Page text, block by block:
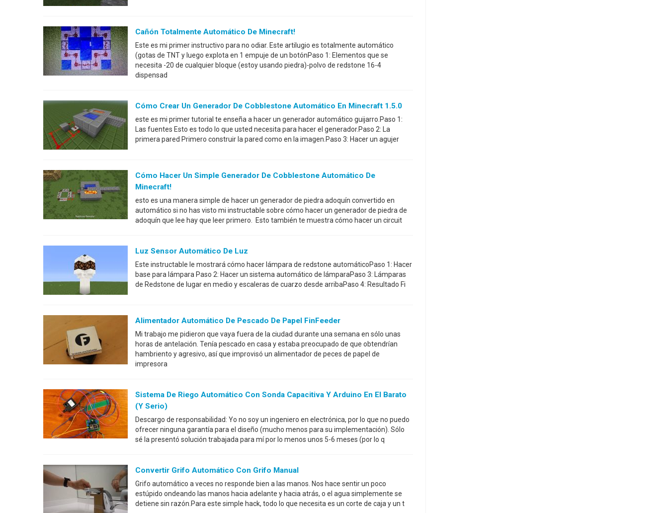
Cañón Totalmente Automático De Minecraft!
Este es mi primer instructivo para no odiar. Este artilugio es totalmente automático
(gotas de TNT y luego explota en 1 empuje de un botónPaso 1: Elementos que se
necesita -20 de cualquier bloque (estoy usando piedra)-polvo de redstone 16-4
dispensad
Cómo Crear Un Generador De Cobblestone Automático En Minecraft 1.5.0
este es mi primer tutorial te enseña a hacer un generador automático guijarro.Paso 1:
Las fuentes Esto es todo lo que usted necesita para hacer el generador.Paso 2: La
primera pared Primero construir la pared como en la imagen.Paso 3: Hacer un agujer
Cómo Hacer Un Simple Generador De Cobblestone Automático De
Minecraft!
esto es una manera simple de hacer un generador de piedra adoquín convertido en
automático si no has visto mi instructable sobre cómo hacer un generador de piedra de
adoquín que lee hay que leer primero. Esto también te muestra cómo hacer un circuit
Luz Sensor Automático De Luz
Este instructable le mostrará cómo hacer lámpara de redstone automáticoPaso 1: Hacer
base para lámpara Paso 2: Hacer un sistema automático de lámparaPaso 3: Lámparas
de Redstone de lugar en medio y escaleras de cuarzo desde arribaPaso 4: Resultado Fi
Alimentador Automático De Pescado De Papel FinFeeder
Mi trabajo me pidieron que vaya fuera de la ciudad durante una semana en sólo unas
horas de antelación. Tenía pescado en casa y estaba preocupado de que obtendrían
hambriento y agresivo, así que improvisó un alimentador de peces de papel de
impresora
Sistema De Riego Automático Con Sonda Capacitiva Y Arduino En El Barato
(y Serio)
Descargo de responsabilidad: Yo no soy un ingeniero en electrónica, por lo que no puedo
ofrecer ninguna garantía para el diseño (mucho menos para su implementación). Sólo
sé la presentó solución trabajada para mí por lo menos unos 5-6 meses (por lo q
Convertir Grifo Automático Con Grifo Manual
Grifo automático a veces no responde bien a las manos. Nos hace sentir un poco
estúpido ondeando las manos hacia adelante y hacia atrás, o el agua simplemente se
detiene sin razón.Para este simple hack, todo lo que necesita es un corte de caja y un t